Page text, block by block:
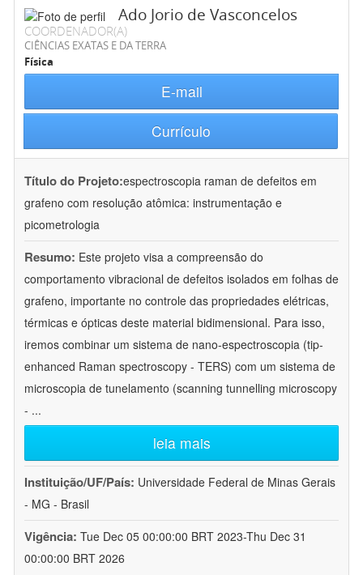
Ado Jorio de Vasconcelos
COORDENADOR(A)
CIÊNCIAS EXATAS E DA TERRA
Física
E-mail
Currículo
Título do Projeto:espectroscopia raman de defeitos em
grafeno com resolução atômica: instrumentação e
picometrologia
Resumo: Este projeto visa a compreensão do
comportamento vibracional de defeitos isolados em folhas de
grafeno, importante no controle das propriedades elétricas,
térmicas e ópticas deste material bidimensional. Para isso,
iremos combinar um sistema de nano-espectroscopia (tip-
enhanced Raman spectroscopy - TERS) com um sistema de
microscopia de tunelamento (scanning tunnelling microscopy
- ...
leia mais
Instituição/UF/País: Universidade Federal de Minas Gerais
- MG - Brasil
Vigência: Tue Dec 05 00:00:00 BRT 2023-Thu Dec 31
00:00:00 BRT 2026